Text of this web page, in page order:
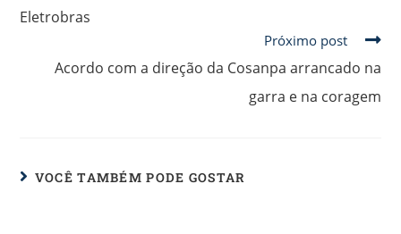
Eletrobras
Próximo post
Acordo com a direção da Cosanpa arrancado na
garra e na coragem
VOCÊ TAMBÉM PODE GOSTAR